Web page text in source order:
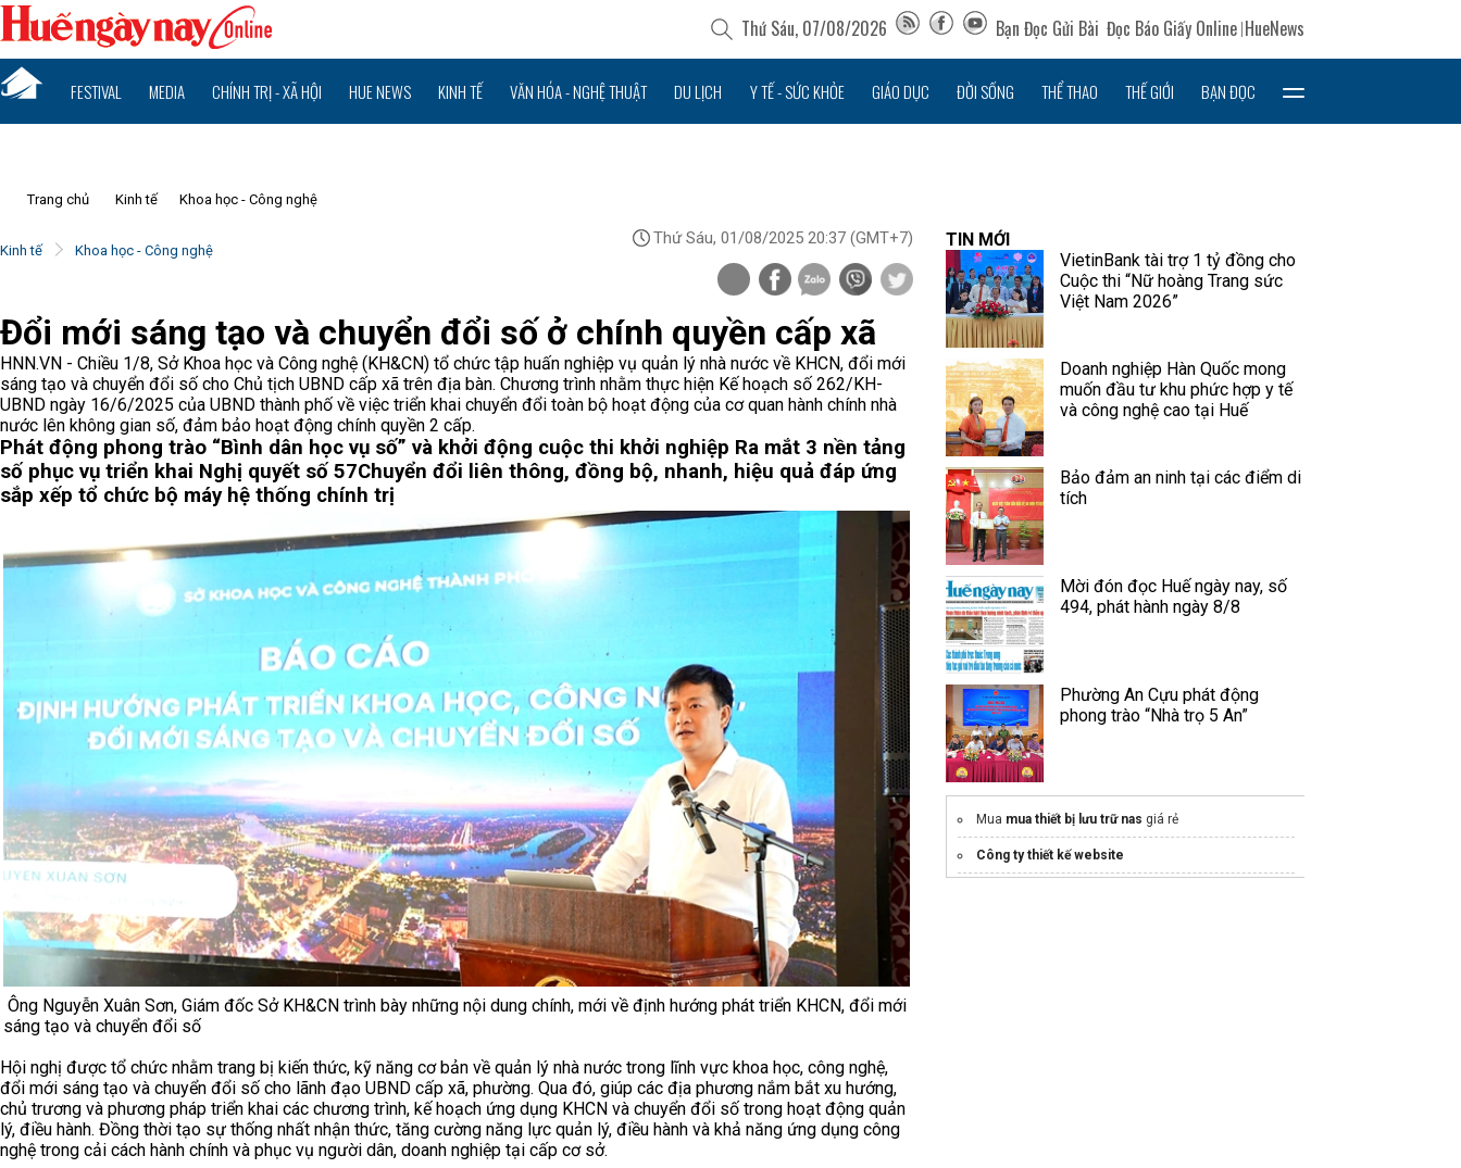
Thứ Sáu, 07/08/2026 Bạn Đọc Gửi Bài Đọc Báo Giấy Online HueNews
FESTIVAL MEDIA CHÍNH TRỊ - XÃ HỘI HUE NEWS KINH TẾ VĂN HÓA - NGHỆ THUẬT DU LỊCH Y TẾ - SỨC KHỎE GIÁO DỤC ĐỜI SỐNG THỂ THAO THẾ GIỚI BẠN ĐỌC
Trang chủ Kinh tế Khoa học - Công nghệ
Kinh tế Khoa học - Công nghệ
Thứ Sáu, 01/08/2025 20:37 (GMT+7)
Đổi mới sáng tạo và chuyển đổi số ở chính quyền cấp xã
HNN.VN - Chiều 1/8, Sở Khoa học và Công nghệ (KH&CN) tổ chức tập huấn nghiệp vụ quản lý nhà nước về KHCN, đổi mới
sáng tạo và chuyển đổi số cho Chủ tịch UBND cấp xã trên địa bàn. Chương trình nhằm thực hiện Kế hoạch số 262/KH-
UBND ngày 16/6/2025 của UBND thành phố về việc triển khai chuyển đổi toàn bộ hoạt động của cơ quan hành chính nhà
nước lên không gian số, đảm bảo hoạt động chính quyền 2 cấp.
Phát động phong trào “Bình dân học vụ số” và khởi động cuộc thi khởi nghiệp Ra mắt 3 nền tảng
số phục vụ triển khai Nghị quyết số 57Chuyển đổi liên thông, đồng bộ, nhanh, hiệu quả đáp ứng
sắp xếp tổ chức bộ máy hệ thống chính trị
Ông Nguyễn Xuân Sơn, Giám đốc Sở KH&CN trình bày những nội dung chính, mới về định hướng phát triển KHCN, đổi mới
sáng tạo và chuyển đổi số
Hội nghị được tổ chức nhằm trang bị kiến thức, kỹ năng cơ bản về quản lý nhà nước trong lĩnh vực khoa học, công nghệ,
đổi mới sáng tạo và chuyển đổi số cho lãnh đạo UBND cấp xã, phường. Qua đó, giúp các địa phương nắm bắt xu hướng,
chủ trương và phương pháp triển khai các chương trình, kế hoạch ứng dụng KHCN và chuyển đổi số trong hoạt động quản
lý, điều hành. Đồng thời tạo sự thống nhất nhận thức, tăng cường năng lực quản lý, điều hành và khả năng ứng dụng công
nghệ trong cải cách hành chính và phục vụ người dân, doanh nghiệp tại cấp cơ sở.
TIN MỚI
VietinBank tài trợ 1 tỷ đồng cho
Cuộc thi “Nữ hoàng Trang sức
Việt Nam 2026”
Doanh nghiệp Hàn Quốc mong
muốn đầu tư khu phức hợp y tế
và công nghệ cao tại Huế
Bảo đảm an ninh tại các điểm di
tích
Mời đón đọc Huế ngày nay, số
494, phát hành ngày 8/8
Phường An Cựu phát động
phong trào “Nhà trọ 5 An”
Mua mua thiết bị lưu trữ nas giá rẻ
Công ty thiết kế website